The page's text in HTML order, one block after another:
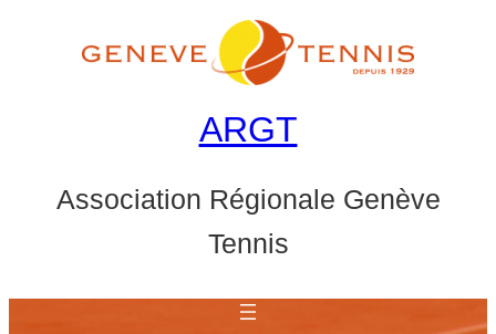
ARGT
Association Régionale Genève
Tennis